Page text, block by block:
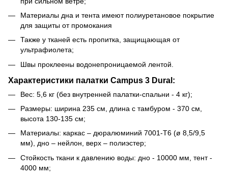
Материалы дна и тента имеют полиуретановое покрытие
для защиты от промокания
Также у тканей есть пропитка, защищающая от
ультрафиолета;
Швы проклеены водонепроницаемой лентой.
Характеристики палатки Campus 3 Dural:
Вес: 5,6 кг (без внутренней палатки-спальни - 4 кг);
Размеры: ширина 235 см, длина с тамбуром - 370 см,
высота 130-135 см;
Материалы: каркас – дюралюминий 7001-Т6 (ø 8,5/9,5
мм), дно – нейлон, верх – полиэстер;
Стойкость ткани к давлению воды: дно - 10000 мм, тент -
4000 мм;